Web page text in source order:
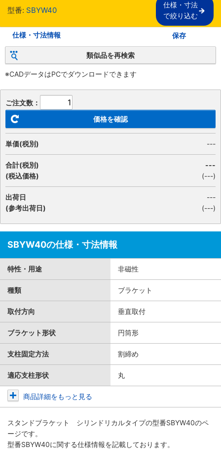
型番: SBYW40
仕様・寸法
で絞り込む
仕様・寸法情報 保存
類似品を再検索
※CADデータはPCでダウンロードできます
ご注文数：
価格を確認
単価(税別) ---
合計(税別)
(税込価格)
---
(---)
出荷日
(参考出荷日)
---
(---)
SBYW40の仕様・寸法情報
特性・用途 非磁性
種類 ブラケット
取付方向 垂直取付
ブラケット形状 円筒形
支柱固定方法 割締め
適応支柱形状 丸
商品詳細をもっと見る
スタンドブラケット シリンドリカルタイプの型番SBYW40のペ
ージです。
型番SBYW40に関する仕様情報を記載しております。